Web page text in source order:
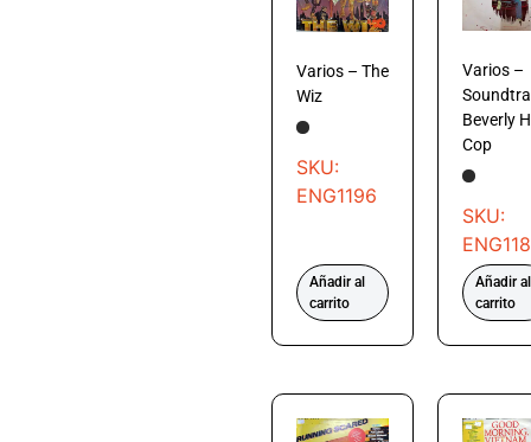
Varios – The
Wiz
SKU:
ENG1196
Añadir al
carrito
Varios –
Beverly
Cop
SKU:
Añadir al
carrito